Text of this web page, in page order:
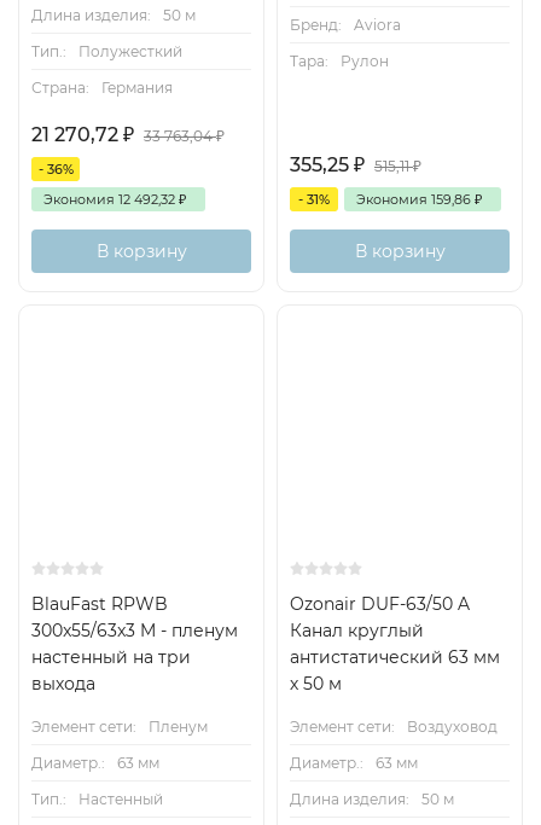
Длина изделия:
50 м
Тип.:
Полужесткий
Страна:
Германия
21 270,72 ₽ 33 763,04₽
- 36%
Экономия 12 492,32 ₽
В корзину
Бренд:
Aviora
Тара:
Рулон
355,25 ₽ 515,11₽
- 31% Экономия 159,86 ₽
В корзину
BlauFast RPWB
300x55/63x3 M - пленум
настенный на три
выхода
Элемент сети:
Пленум
Диаметр.:
63 мм
Тип.:
Настенный
Ozonair DUF-63/50 A
Канал круглый
антистатический 63 мм
х 50 м
Элемент сети:
Воздуховод
Диаметр.:
63 мм
Длина изделия:
50 м